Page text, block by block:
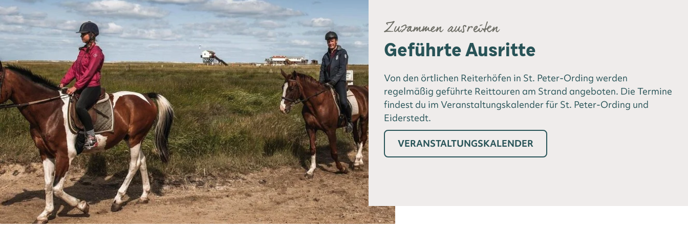
Zusammen ausreiten
Geführte Ausritte
Von den örtlichen Reiterhöfen in St. Peter-Ording werden
regelmäßig geführte Reittouren am Strand angeboten. Die Termine
findest du im Veranstaltungskalender für St. Peter-Ording und
Eiderstedt.
VERANSTALTUNGSKALENDER